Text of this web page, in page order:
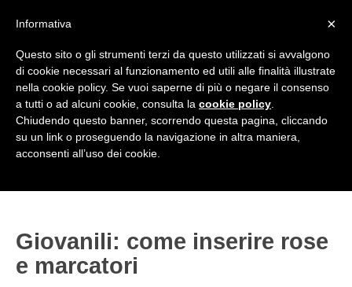
Top Menu
HOME
Accedi / Registrati
PROVINCE
GENOVA
IMPERIA
NAZIONALI
Giovanili: come inserire rose
e marcatori
×
Informativa
Questo sito o gli strumenti terzi da questo utilizzati si avvalgono
di cookie necessari al funzionamento ed utili alle finalità illustrate
nella cookie policy. Se vuoi saperne di più o negare il consenso
a tutti o ad alcuni cookie, consulta la cookie policy
Chiudendo questo banner, scorrendo questa pagina, cliccando
su un link o proseguendo la navigazione in altra maniera,
acconsenti all’uso dei cookie.